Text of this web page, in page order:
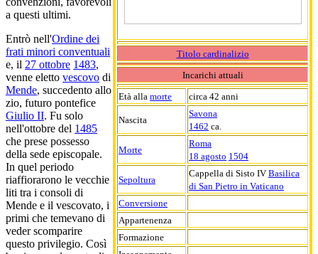
Titolo cardinalizio
Incarichi attuali
Età alla morte circa 42 anni
Nascita
Savona
1462 ca.
Morte
Roma
18 agosto 1504
Sepoltura
Cappella di Sisto IV Basilica
di San Pietro in Vaticano
Conversione
Appartenenza
Formazione
a questi ultimi.
Entrò nell'Ordine dei
frati minori conventuali
e, il 27 ottobre 1483,
venne eletto vescovo di
Mende, succedento allo
zio, futuro pontefice
Giulio II. Fu solo
nell'ottobre del 1485
che prese possesso
della sede episcopale.
In quel periodo
riaffiorarono le vecchie
liti tra i consoli di
Mende e il vescovato, i
primi che temevano di
veder scomparire
questo privilegio. Così